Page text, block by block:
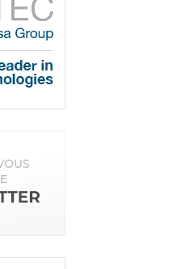
armé et d’autres
E-Saw permet d’offrir
tout en étant
V), elle peut découper
a aussi repris une
la gamme iQ. Les
couper tous types